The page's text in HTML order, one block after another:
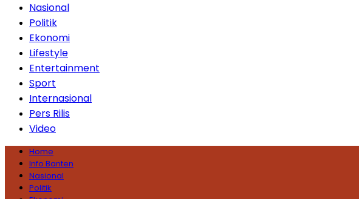
Nasional
Politik
Ekonomi
Lifestyle
Entertainment
Sport
Internasional
Pers Rilis
Video
Home
Info Banten
Nasional
Politik